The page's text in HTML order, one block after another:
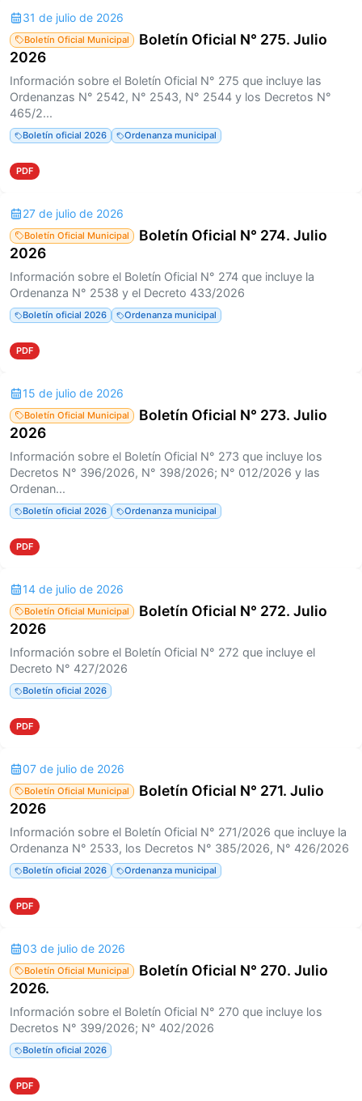
31 de julio de 2026
Boletín Oficial Municipal
Boletín Oficial N° 275. Julio
2026
Información sobre el Boletín Oficial N° 275 que incluye las
Ordenanzas N° 2542, N° 2543, N° 2544 y los Decretos N°
465/2...
Boletín oficial 2026 Ordenanza municipal
PDF
27 de julio de 2026
Boletín Oficial Municipal
Boletín Oficial N° 274. Julio
2026
Información sobre el Boletín Oficial N° 274 que incluye la
Ordenanza N° 2538 y el Decreto 433/2026
Boletín oficial 2026 Ordenanza municipal
PDF
15 de julio de 2026
Boletín Oficial Municipal
Boletín Oficial N° 273. Julio
2026
Información sobre el Boletín Oficial N° 273 que incluye los
Decretos N° 396/2026, N° 398/2026; N° 012/2026 y las
Ordenan...
Boletín oficial 2026 Ordenanza municipal
PDF
14 de julio de 2026
Boletín Oficial Municipal
Boletín Oficial N° 272. Julio
2026
Información sobre el Boletín Oficial N° 272 que incluye el
Decreto N° 427/2026
Boletín oficial 2026
PDF
07 de julio de 2026
Boletín Oficial Municipal
Boletín Oficial N° 271. Julio
2026
Información sobre el Boletín Oficial N° 271/2026 que incluye la
Ordenanza N° 2533, los Decretos N° 385/2026, N° 426/2026
Boletín oficial 2026 Ordenanza municipal
PDF
03 de julio de 2026
Boletín Oficial Municipal
Boletín Oficial N° 270. Julio
2026.
Información sobre el Boletín Oficial N° 270 que incluye los
Decretos N° 399/2026; N° 402/2026
Boletín oficial 2026
PDF